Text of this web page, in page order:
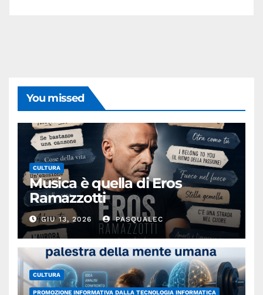
You missed
CULTURA
Musica è quella di Eros
Ramazzotti
GIU 13, 2026 PASQUALEC
CULTURA
PROMOZIONE INFORMATIVA DALLA TECNOLOGIA INFORMATICA